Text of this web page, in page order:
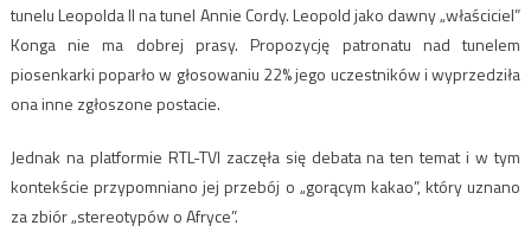
tunelu Leopolda II na tunel Annie Cordy. Leopold jako dawny „właściciel”
Konga nie ma dobrej prasy. Propozycję patronatu nad tunelem
piosenkarki poparło w głosowaniu 22% jego uczestników i wyprzedziła
ona inne zgłoszone postacie.
Jednak na platformie RTL-TVI zaczęła się debata na ten temat i w tym
kontekście przypomniano jej przebój o „gorącym kakao”, który uznano
za zbiór „stereotypów o Afryce”.